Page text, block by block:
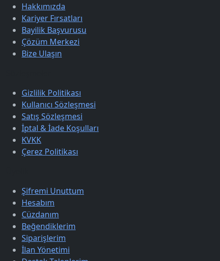
Hakkımızda
Kariyer Fırsatları
Bayilik Başvurusu
Çözüm Merkezi
Bize Ulaşın
Gizlilik Politikası
Kullanıcı Sözleşmesi
Satış Sözleşmesi
İptal & İade Koşulları
KVKK
Çerez Politikası
Şifremi Unuttum
Hesabım
Cüzdanım
Beğendiklerim
Siparişlerim
İlan Yönetimi